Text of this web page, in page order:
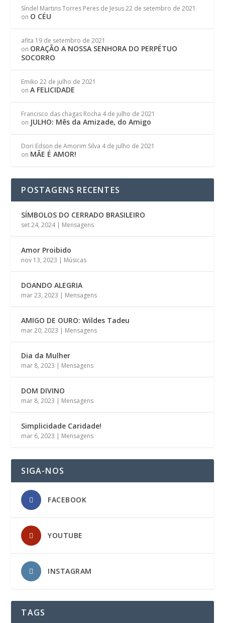
Síndel Martins Torres Peres de Jesus 22 de setembro de 2021
on O CÉU
afita 19 de setembro de 2021
on ORAÇÃO A NOSSA SENHORA DO PERPÉTUO
SOCORRO
Emiko 22 de julho de 2021
onA FELICIDADE
Francisco das chagas Rocha 4 de julho de 2021
on JULHO: Mês da Amizade, do Amigo
Dori Edson de Amorim Silva 4 de julho de 2021
on MÃE É AMOR!
POSTAGENS RECENTES
SÍMBOLOS DO CERRADO BRASILEIRO
set 24, 2024| Mensagens
Amor Proibido
nov 13, 2023 | Músicas
DOANDO ALEGRIA
mar 23, 2023 | Mensagens
AMIGO DE OURO: Wildes Tadeu
mar 20, 2023 | Mensagens
Dia da Mulher
mar 8, 2023 | Mensagens
DOM DIVINO
mar 8, 2023 | Mensagens
Simplicidade Caridade!
mar 6, 2023 | Mensagens
SIGA-NOS
FACEBOOK
YOUTUBE
INSTAGRAM
TAGS